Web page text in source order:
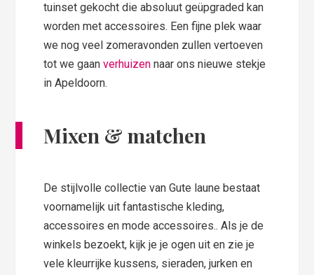
tuinset gekocht die absoluut geüpgraded kan
worden met accessoires. Een fijne plek waar
we nog veel zomeravonden zullen vertoeven
tot we gaanverhuizen naar ons nieuwe stekje
in Apeldoorn.
Mixen & matchen
De stijlvolle collectie van Gute laune bestaat
voornamelijk uit fantastische kleding,
accessoires en mode accessoires.. Als je de
winkels bezoekt, kijk je je ogen uit en zie je
vele kleurrijke kussens, sieraden, jurken en